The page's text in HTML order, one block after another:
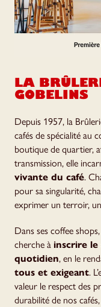
LA
GOBELINS
Depuis 1957, la
cafés de spécialité au
boutique de quartier,
transmission, elle
vivante du café.
pour sa singularité,
exprimer un terroir,
Dans ses coffee
cherche à inscrire le
quotidien, en le
tous et exigeant.
valeur le respect des
durabilité de nos